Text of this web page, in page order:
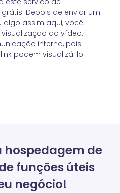
este serviço de
Depois de enviar um
assim aqui, você
do vídeo.
interna, pois
podem visualizá-lo.
hospedagem de
funções úteis
negócio!